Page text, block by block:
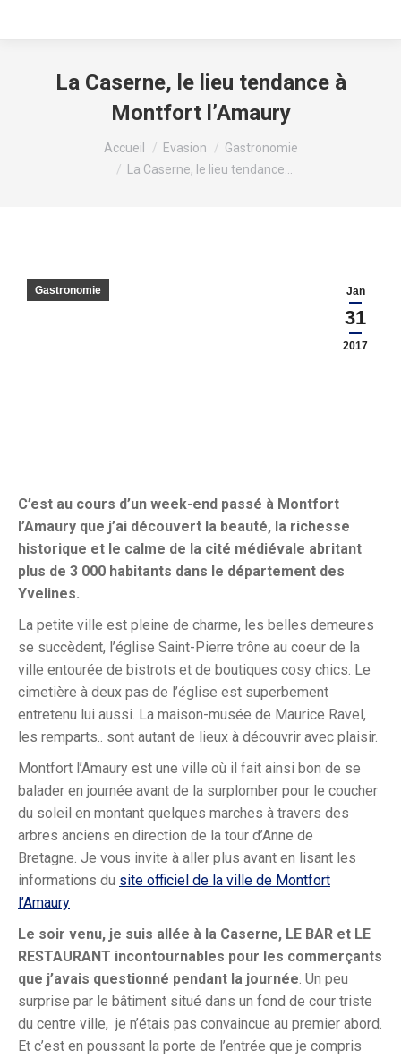
La Caserne, le lieu tendance à
Montfort l’Amaury
Accueil Evasion
Gastronomie
La Caserne, le lieu tendance…
Jan
31
2017
Gastronomie
C’est au cours d’un week-end passé à Montfort
l’Amaury que j’ai découvert la beauté, la richesse
historique et le calme de la cité médiévale abritant
plus de 3 000 habitants dans le département des
Yvelines.
La petite ville est pleine de charme, les belles demeures
se succèdent, l’église Saint-Pierre trône au coeur de la
ville entourée de bistrots et de boutiques cosy chics. Le
cimetière à deux pas de l’église est superbement
entretenu lui aussi. La maison-musée de Maurice Ravel,
les remparts.. sont autant de lieux à découvrir avec plaisir.
Montfort l’Amaury est une ville où il fait ainsi bon de se
balader en journée avant de la surplomber pour le coucher
du soleil en montant quelques marches à travers des
arbres anciens en direction de la tour d’Anne de
Bretagne. Je vous invite à aller plus avant en lisant les
informations du site officiel de la ville de Montfort
l’Amaury
Le soir venu, je suis allée à la Caserne, LE BAR et LE
RESTAURANT incontournables pour les commerçants
que j’avais questionné pendant la journée. Un peu
surprise par le bâtiment situé dans un fond de cour triste
du centre ville, je n’étais pas convaincue au premier abord.
Et c’est en poussant la porte de l’entrée que je compris